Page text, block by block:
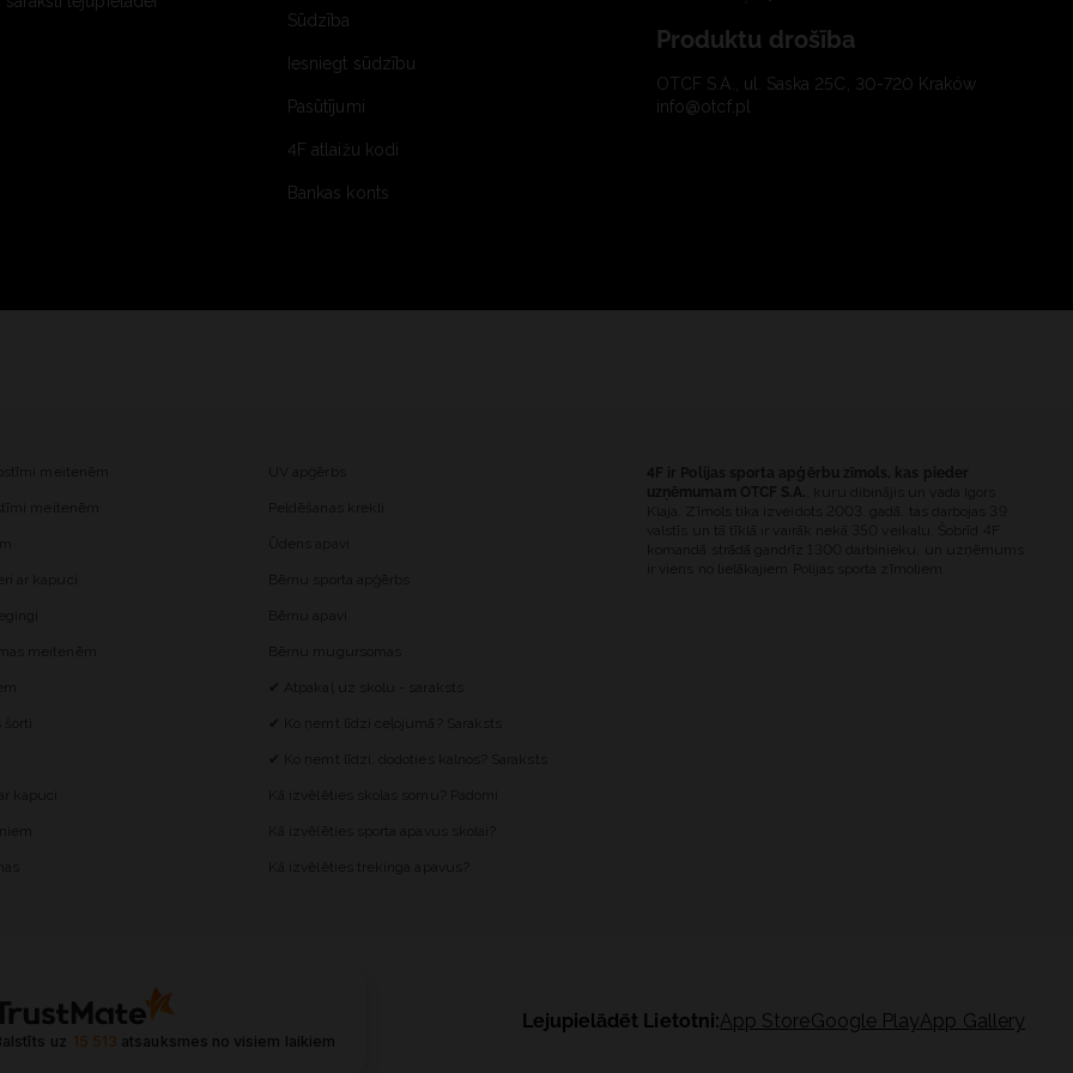
Sūdzība
Iesniegt sūdzību
Pasūtījumi
4F atlaižu kodi
Bankas konts
Produktu drošība
OTCF S.A., ul. Saska 25C, 30-720 Kraków
info@otcf.pl
uz 15 513 atsauksmes no visiem laikiem
Lejupielādēt Lietotni:App StoreGoogle PlayApp Gallery